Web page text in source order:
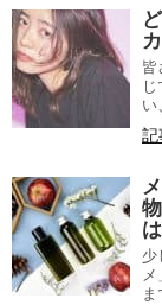
皆
い
記
少